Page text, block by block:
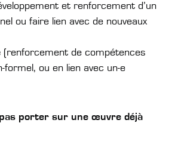
et renforcement d’un
ou faire lien avec de nouveaux
(renforcement de compétences
formel, ou en lien avec un-e
porter sur une œuvre déjà